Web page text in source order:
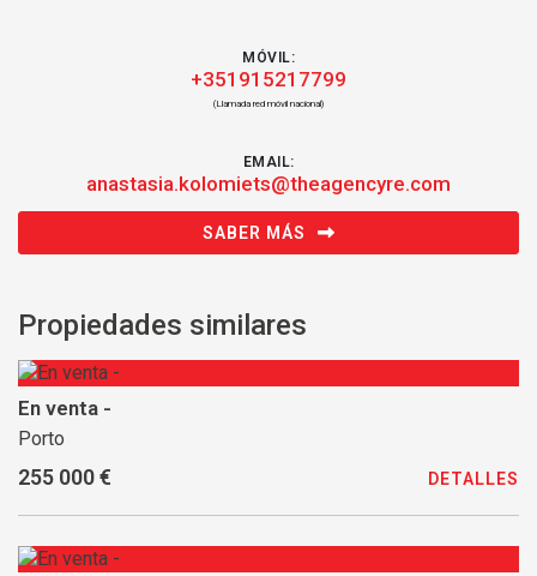
MÓVIL:
+351915217799
(Llamada red móvil nacional)
EMAIL:
anastasia.kolomiets@theagencyre.com
SABER MÁS
Propiedades similares
En venta -
Porto
255 000 € DETALLES